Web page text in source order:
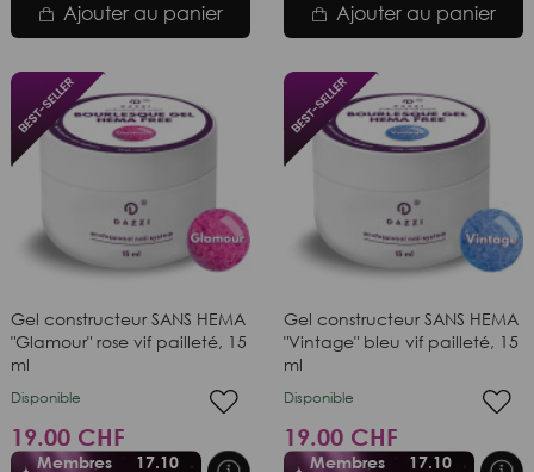
Ajouter au panier Ajouter au panier
Gel constructeur SANS HEMA
"Glamour" rose vif pailleté, 15
ml
Disponible
19.00 CHF
Membres
17.10
Gel constructeur SANS HEMA
"Vintage" bleu vif pailleté, 15
ml
Disponible
19.00 CHF
Membres
17.10